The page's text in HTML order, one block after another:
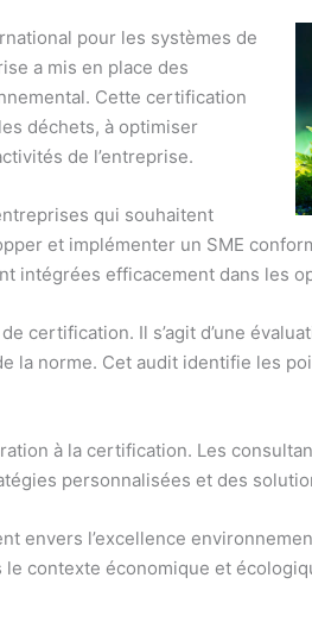
pour les systèmes de
a mis en place des
Cette certification
déchets, à optimiser
de l’entreprise.
qui souhaitent
et implémenter un SME
intégrées efficacement dans les
certification. Il s’agit d’une
la norme. Cet audit identifie les
à la certification. Les
personnalisées et des
envers l’excellence
contexte économique et